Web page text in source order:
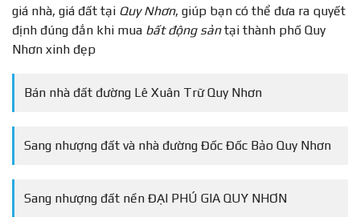
giá nhà, giá đất tại Quy Nhơn, giúp bạn có thể đưa ra quyết
định đúng đắn khi mua bất động sảntại thành phố Quy
Nhơn xinh đẹp
Bán nhà đất đường Lê Xuân Trữ Quy Nhơn
Sang nhượng đất và nhà đường Đốc Đốc Bảo Quy Nhơn
Sang nhượng đất nền ĐẠI PHÚ GIA QUY NHƠN